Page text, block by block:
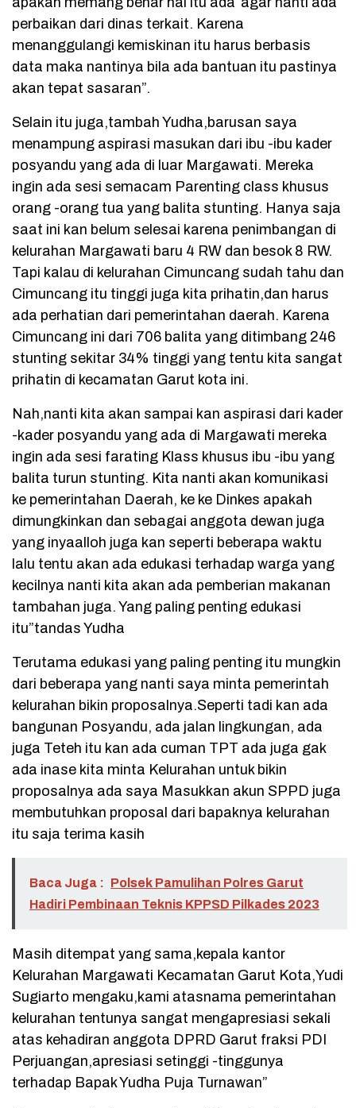
perbaikan dari dinas terkait. Karena
menanggulangi kemiskinan itu harus berbasis
data maka nantinya bila ada bantuan itu pastinya
akan tepat sasaran”.
Selain itu juga,tambah Yudha,barusan saya
menampung aspirasi masukan dari ibu -ibu kader
posyandu yang ada di luar Margawati. Mereka
ingin ada sesi semacam Parenting class khusus
orang -orang tua yang balita stunting. Hanya saja
saat ini kan belum selesai karena penimbangan di
kelurahan Margawati baru 4 RW dan besok 8 RW.
Tapi kalau di kelurahan Cimuncang sudah tahu dan
Cimuncang itu tinggi juga kita prihatin,dan harus
ada perhatian dari pemerintahan daerah. Karena
Cimuncang ini dari 706 balita yang ditimbang 246
stunting sekitar 34% tinggi yang tentu kita sangat
prihatin di kecamatan Garut kota ini.
Nah,nanti kita akan sampai kan aspirasi dari kader
-kader posyandu yang ada di Margawati mereka
ingin ada sesi farating Klass khusus ibu -ibu yang
balita turun stunting. Kita nanti akan komunikasi
ke pemerintahan Daerah, ke ke Dinkes apakah
dimungkinkan dan sebagai anggota dewan juga
yang inyaalloh juga kan seperti beberapa waktu
lalu tentu akan ada edukasi terhadap warga yang
kecilnya nanti kita akan ada pemberian makanan
tambahan juga. Yang paling penting edukasi
itu”tandas Yudha
Terutama edukasi yang paling penting itu mungkin
dari beberapa yang nanti saya minta pemerintah
kelurahan bikin proposalnya.Seperti tadi kan ada
bangunan Posyandu, ada jalan lingkungan, ada
juga Teteh itu kan ada cuman TPT ada juga gak
ada inase kita minta Kelurahan untuk bikin
proposalnya ada saya Masukkan akun SPPD juga
membutuhkan proposal dari bapaknya kelurahan
itu saja terima kasih
Baca Juga : Polsek Pamulihan Polres Garut
Hadiri Pembinaan Teknis KPPSD Pilkades 2023
Masih ditempat yang sama,kepala kantor
Kelurahan Margawati Kecamatan Garut Kota,Yudi
Sugiarto mengaku,kami atasnama pemerintahan
kelurahan tentunya sangat mengapresiasi sekali
atas kehadiran anggota DPRD Garut fraksi PDI
Perjuangan,apresiasi setinggi -tinggunya
terhadap Bapak Yudha Puja Turnawan”